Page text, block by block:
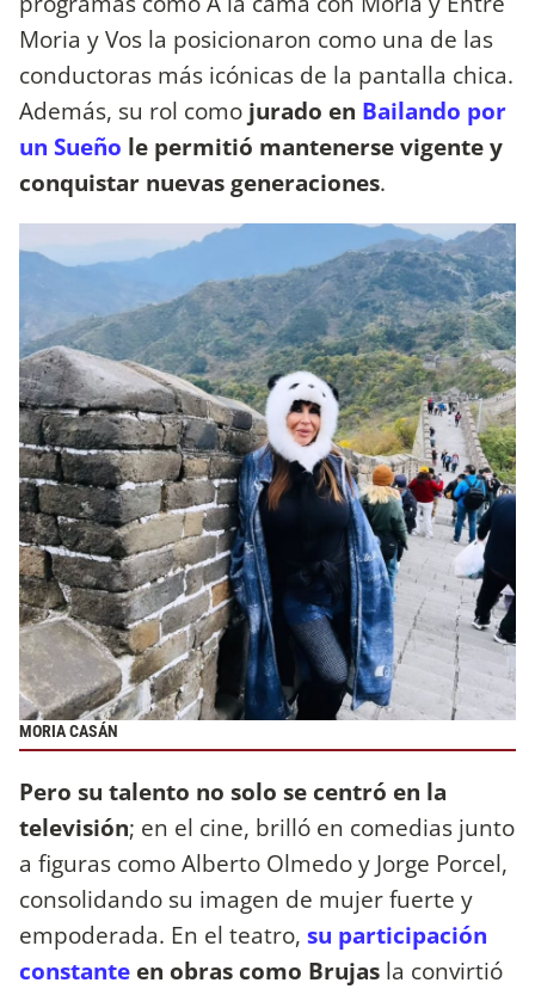
Moria y Vos la posicionaron como una de las
conductoras más icónicas de la pantalla chica.
Además, su rol como jurado en Bailando por
un Sueño le permitió mantenerse vigente y
conquistar nuevas generaciones.
MORIA CASÁN
Pero su talento no solo se centró en la
televisión; en el cine, brilló en comedias junto
a figuras como Alberto Olmedo y Jorge Porcel,
consolidando su imagen de mujer fuerte y
empoderada. En el teatro, su participación
constante en obras como Brujas la convirtió